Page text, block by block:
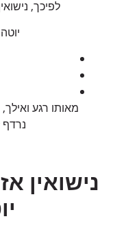
לפיכך,
יוטה
מאותו רגע ואילך,
נרדף
נישואין